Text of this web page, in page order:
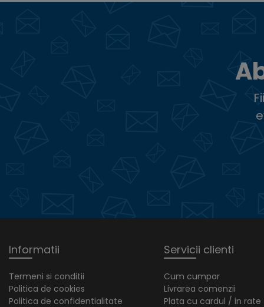
Informatii
Termeni si conditii
Politica de cookies
Politica de confidentialitate
Servicii clienti
Cum cumpar
Livrarea comenzii
Plata cu cardul / in rate